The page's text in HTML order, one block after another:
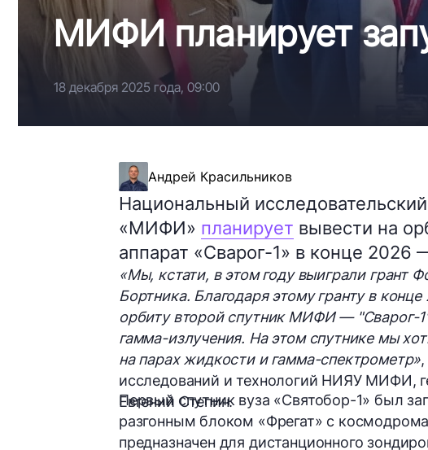
МИФИ планирует
18 декабря 2025 года, 09:00
Андрей Красильников
Национальный
«МИФИ» планирует вывести на
аппарат «Сварог-1» в конце 2026
«Мы, кстати, в этом году выиграли грант
Бортника. Благодаря этому гранту в
орбиту второй спутник МИФИ — "Сварог-
гамма-излучения. На этом спутнике мы
на парах жидкости и гамма-спектрометр»
исследований и технологий НИЯУ МИФИ,
Евгений Степин.
Первый спутник вуза «Святобор-1» был
разгонным блоком «Фрегат» с
предназначен для дистанционного